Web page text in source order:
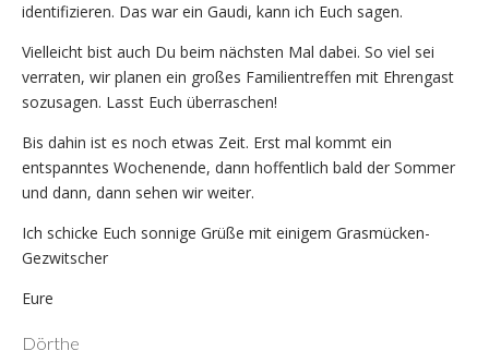
identifizieren. Das war ein Gaudi, kann ich Euch sagen.
Vielleicht bist auch Du beim nächsten Mal dabei. So viel sei
verraten, wir planen ein großes Familientreffen mit Ehrengast
sozusagen. Lasst Euch überraschen!
Bis dahin ist es noch etwas Zeit. Erst mal kommt ein
entspanntes Wochenende, dann hoffentlich bald der Sommer
und dann, dann sehen wir weiter.
Ich schicke Euch sonnige Grüße mit einigem Grasmücken-
Gezwitscher
Eure
Dörthe